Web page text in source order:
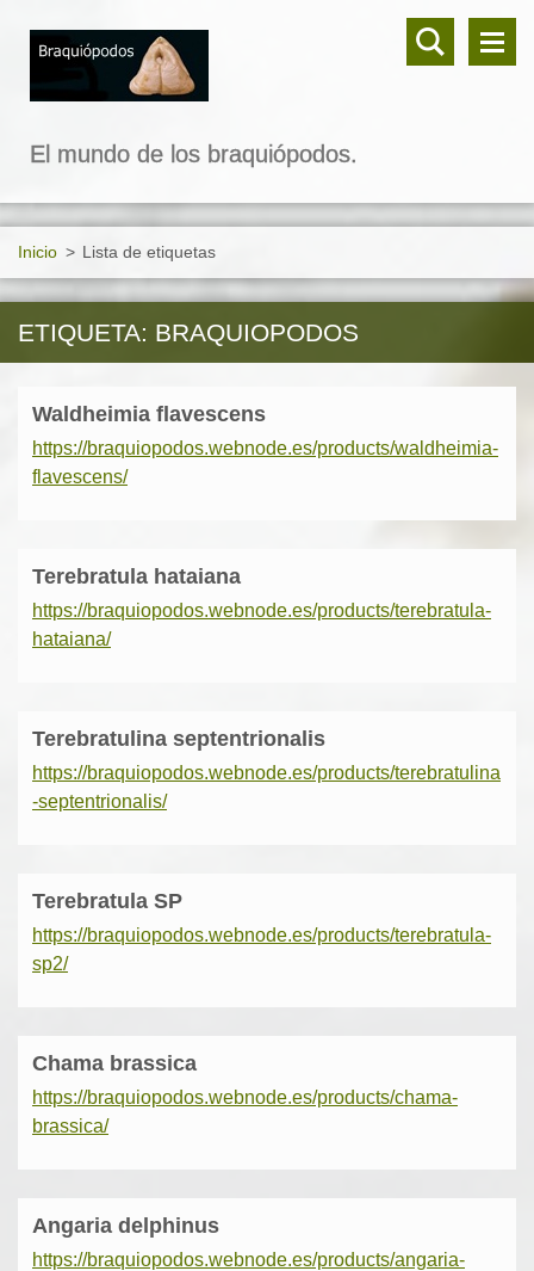
El mundo de los braquiópodos.
Inicio > Lista de etiquetas
ETIQUETA: BRAQUIOPODOS
Waldheimia flavescens
https://braquiopodos.webnode.es/products/waldheimia-
flavescens/
Terebratula hataiana
https://braquiopodos.webnode.es/products/terebratula-
hataiana/
Terebratulina septentrionalis
https://braquiopodos.webnode.es/products/terebratulina
-septentrionalis/
Terebratula SP
https://braquiopodos.webnode.es/products/terebratula-
sp2/
Chama brassica
https://braquiopodos.webnode.es/products/chama-
brassica/
Angaria delphinus
https://braquiopodos.webnode.es/products/angaria-